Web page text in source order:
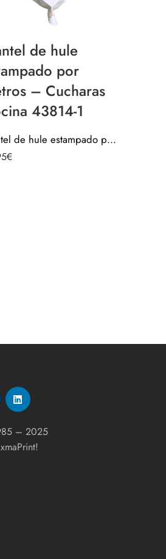
de hule
por
– Cucharas
43814-1
Mantel de hule estampado por metros – Cucharas Cocina 43814-1
€
– 2025